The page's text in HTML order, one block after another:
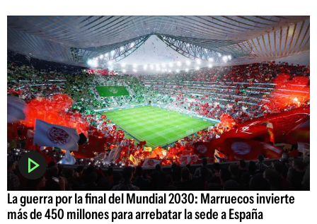
La guerra por la final del Mundial 2030: Marruecos invierte
más de 450 millones para arrebatar la sede a España